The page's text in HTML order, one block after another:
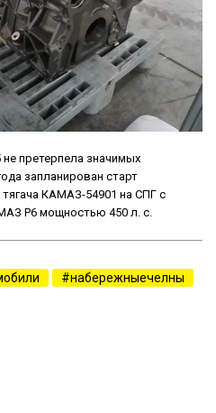
претерпела значимых
запланирован старт
КАМАЗ-54901 на СПГ с
Р6 мощностью 450 л. с.
набережныечелны